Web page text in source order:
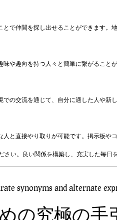
で仲間を探し出せることができます
や趣向を持つ人々と簡単に繋がる
の交流を通じて、自分に適した人や
と直接やり取りが可能です。掲示板
い。良い関係を構築し、充実した毎日
synonyms and alternate
の究極の